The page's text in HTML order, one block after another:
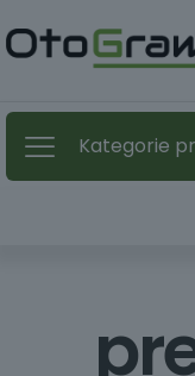
Kategorie